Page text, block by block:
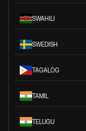
SWAHILI
SWEDISH
TAGALOG
TAMIL
TELUGU